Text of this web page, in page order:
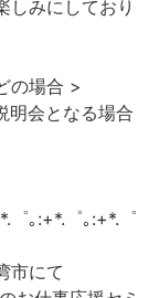
しみにしており
の場合 >
明会となる場合
゜｡:+*.゜｡:+*.゜
市にて